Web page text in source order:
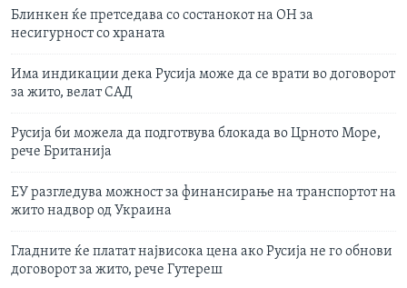
Блинкен ќе претседава со состанокот на ОН за
несигурност со храната
Има индикации дека Русија може да се врати во договорот
за жито, велат САД
Русија би можела да подготвува блокада во Црното Море,
рече Британија
ЕУ разгледува можност за финансирање на транспортот на
жито надвор од Украина
Гладните ќе платат највисока цена ако Русија не го обнови
договорот за жито, рече Гутереш